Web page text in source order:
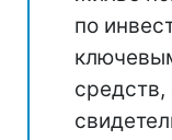
по
средств,